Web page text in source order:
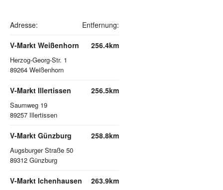
Adresse: Entfernung:
V-Markt Weißenhorn
Herzog-Georg-Str. 1
89264 Weißenhorn
256.4km
V-Markt Illertissen
Saumweg 19
89257 Illertissen
256.5km
V-Markt Günzburg
Augsburger Straße 50
89312 Günzburg
258.8km
V-Markt Ichenhausen 263.9km